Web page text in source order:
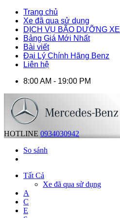
Trang chủ
Xe đã qua sử dụng
DỊCH VỤ BÃO DƯỠNG
Bảng Giá Mới Nhất
Bài viết
Đại Lý Chính Hãng Benz
Liên hệ
8:00 AM - 19:00 PM
HOTLINE 0934030942
So sánh
Tất Cả
Xe đã qua sử dụng
A
C
E